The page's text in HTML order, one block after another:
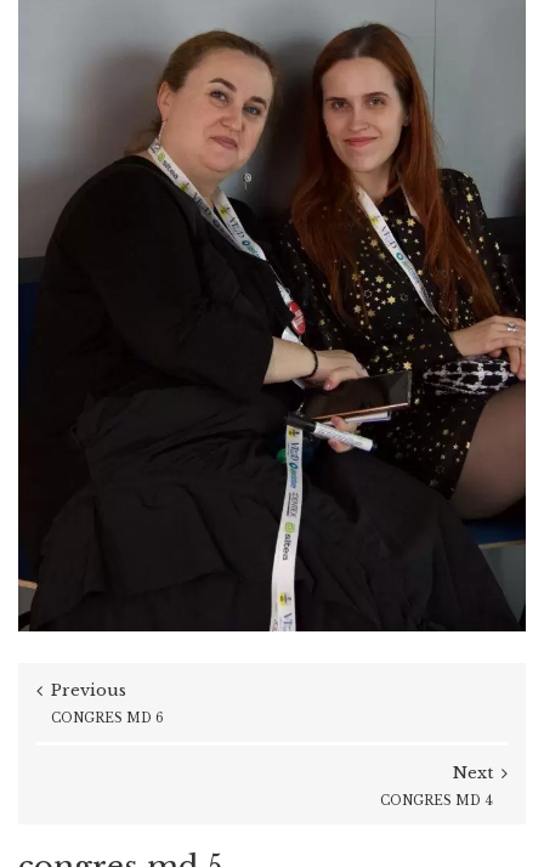
Previous
CONGRES MD 6
Next
CONGRES MD 4